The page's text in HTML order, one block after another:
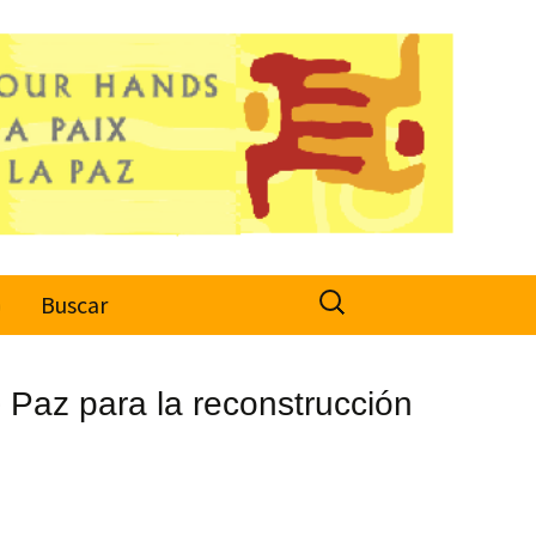
Buscar
Search
for:
para la reconstrucción